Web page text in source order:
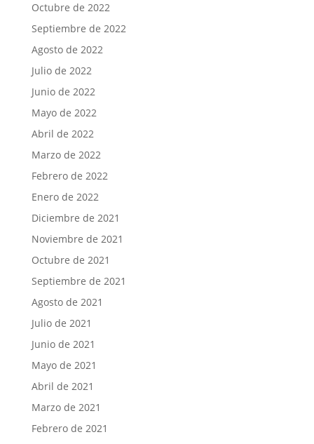
Octubre de 2022
Septiembre de 2022
Agosto de 2022
Julio de 2022
Junio de 2022
Mayo de 2022
Abril de 2022
Marzo de 2022
Febrero de 2022
Enero de 2022
Diciembre de 2021
Noviembre de 2021
Octubre de 2021
Septiembre de 2021
Agosto de 2021
Julio de 2021
Junio de 2021
Mayo de 2021
Abril de 2021
Marzo de 2021
Febrero de 2021